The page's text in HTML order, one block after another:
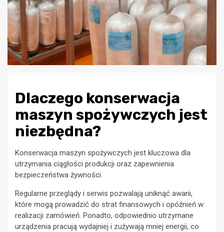
Dlaczego konserwacja
maszyn spożywczych jest
niezbędna?
Konserwacja maszyn spożywczych jest kluczowa dla
utrzymania ciągłości produkcji oraz zapewnienia
bezpieczeństwa żywności.
Regularne przeglądy i serwis pozwalają uniknąć awarii,
które mogą prowadzić do strat finansowych i opóźnień w
realizacji zamówień. Ponadto, odpowiednio utrzymane
urządzenia pracują wydajniej i zużywają mniej energii, co